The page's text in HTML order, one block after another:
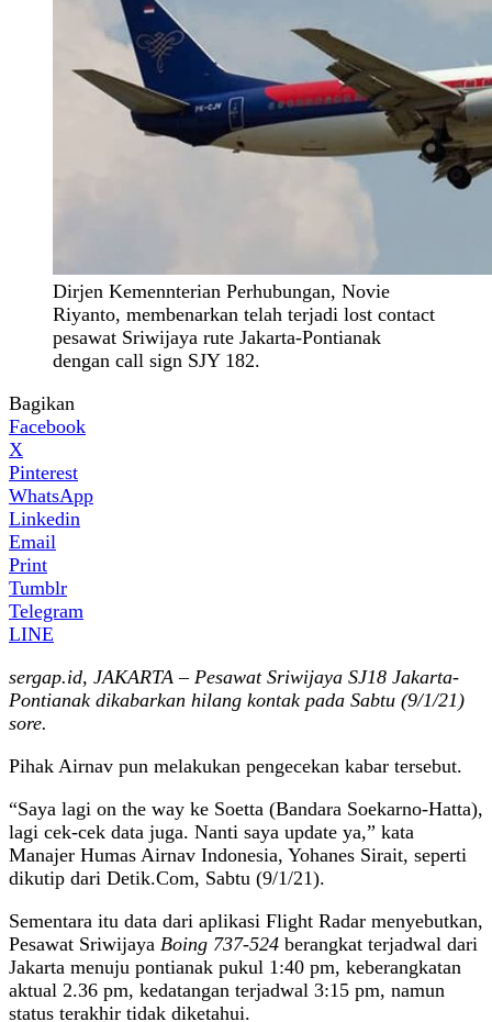
Dirjen Kemennterian Perhubungan, Novie
Riyanto, membenarkan telah terjadi lost contact
pesawat Sriwijaya rute Jakarta-Pontianak
dengan call sign SJY 182.
Bagikan
Facebook
X
Pinterest
WhatsApp
Linkedin
Email
Print
Tumblr
Telegram
LINE
sergap.id, JAKARTA – Pesawat Sriwijaya SJ18 Jakarta-
Pontianak dikabarkan hilang kontak pada Sabtu (9/1/21)
sore.
Pihak Airnav pun melakukan pengecekan kabar tersebut.
“Saya lagi on the way ke Soetta (Bandara Soekarno-Hatta),
lagi cek-cek data juga. Nanti saya update ya,” kata
Manajer Humas Airnav Indonesia, Yohanes Sirait, seperti
dikutip dari Detik.Com, Sabtu (9/1/21).
Sementara itu data dari aplikasi Flight Radar menyebutkan,
Pesawat Sriwijaya Boing 737-524 berangkat terjadwal dari
Jakarta menuju pontianak pukul 1:40 pm, keberangkatan
aktual 2.36 pm, kedatangan terjadwal 3:15 pm, namun
status terakhir tidak diketahui.